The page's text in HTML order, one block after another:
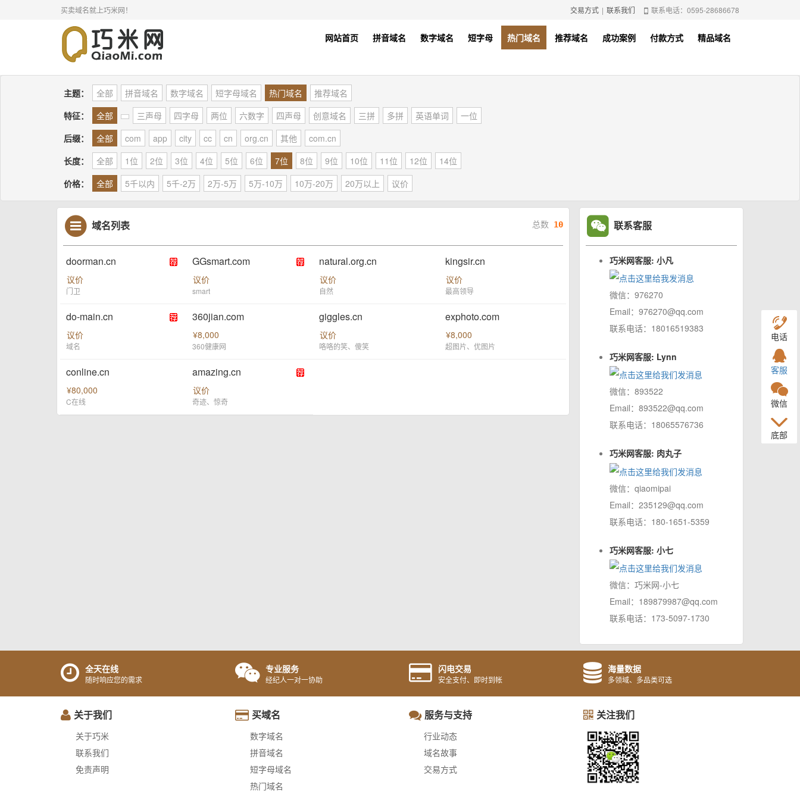
买卖域名就上巧米网！ 联系电话：0595-28686678
交易方式 | 联系我们
网站首页 拼音域名 数字域名 短字母 热门域名 推荐域名 成功案例 付款方式 精品域名
主题： 全部 拼音域名 数字域名 短字母域名 热门域名
推荐域名
特征：
全部 三声母 四字母 两位 六数字 四声母 创意域名 三拼 多拼 英语单词
一位
后缀：
全部 com app city cc cn org.cn 其他
com.cn
长度：
全部 1位 2位 3位 4位 5位 6位 7位 8位 9位 10位 11位 12位
14位
价格：
全部 5千以内 5千-2万 2万-5万 5万-10万 10万-20万 20万以上 议价
域名列表 总数 10
doorman.cn
议价
门卫
GGsmart.com
议价
smart
natural.org.cn
议价
自然
kingsir.cn
议价
最高领导
do-main.cn
议价
域名
360jian.com
¥8,000
360健康网
giggles.cn
议价
咯咯的笑、傻笑
exphoto.com
¥8,000
超图片、优图片
conline.cn
¥80,000
C在线
amazing.cn
议价
奇迹、惊奇
联系客服
巧米网客服: 小凡
微信：976270
Email：976270@qq.com
联系电话：18016519383
巧米网客服: Lynn
微信：893522
Email：893522@qq.com
联系电话：18065576736
巧米网客服: 肉丸子
微信：qiaomipai
Email：235129@qq.com
联系电话：180-1651-5359
巧米网客服: 小七
微信：巧米网-小七
Email：189879987@qq.com
联系电话：173-5097-1730
全天在线
随时响应您的需求
专业服务
经纪人一对一协助
闪电交易
安全支付、即时到帐
海量数据
多领域、多品类可选
关于我们
关于巧米
联系我们
免责声明
买域名
数字域名
拼音域名
短字母域名
热门域名
服务与支持
行业动态
域名故事
交易方式
关注我们
电话
客服
微信
底部